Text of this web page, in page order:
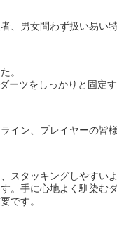
、男女問わず扱い易い
。
ーツをしっかりと固定
イン、プレイヤーの皆
スタッキングしやすい
。手に心地よく馴染む
です。